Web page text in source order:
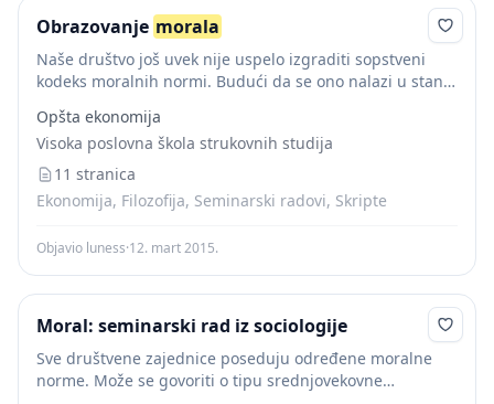
Obrazovanje morala
Naše društvo još uvek nije uspelo izgraditi sopstveni
kodeks moralnih normi. Budući da se ono nalazi u stanju
uslovno govoreći, i moral društva...
Opšta ekonomija
Visoka poslovna škola strukovnih studija
11 stranica
Ekonomija, Filozofija, Seminarski radovi, Skripte
Objavio luness·12. mart 2015.
Moral: seminarski rad iz sociologije
Sve društvene zajednice poseduju određene moralne
norme. Može se govoriti o tipu srednjovekovne